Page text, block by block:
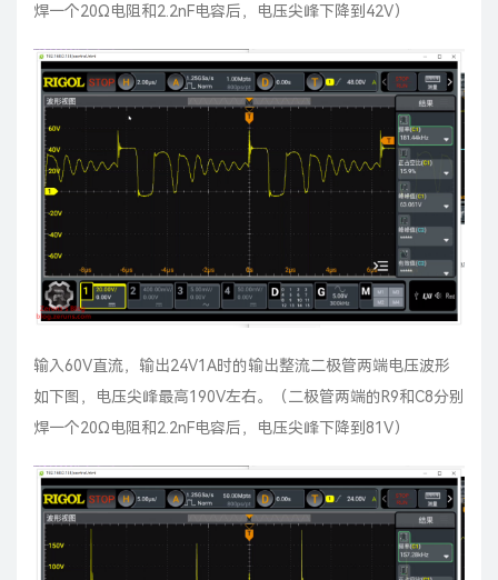
焊一个20Ω电阻和2.2nF电容后，电压尖峰下降到42V）
输入60V直流，输出24V1A时的输出整流二极管两端电压波形
如下图，电压尖峰最高190V左右。（二极管两端的R9和C8分别
焊一个20Ω电阻和2.2nF电容后，电压尖峰下降到81V）